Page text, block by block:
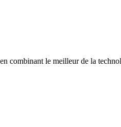
combinant le meilleur de la